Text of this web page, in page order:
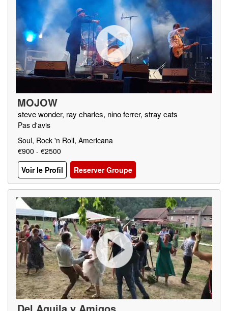
MOJOW
steve wonder, ray charles, nino ferrer, stray cats
Pas d'avis
Soul, Rock 'n Roll, Americana
€900 - €2500
Voir le Profil
Reserver Groupe